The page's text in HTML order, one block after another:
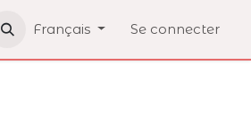
Français Se connecter